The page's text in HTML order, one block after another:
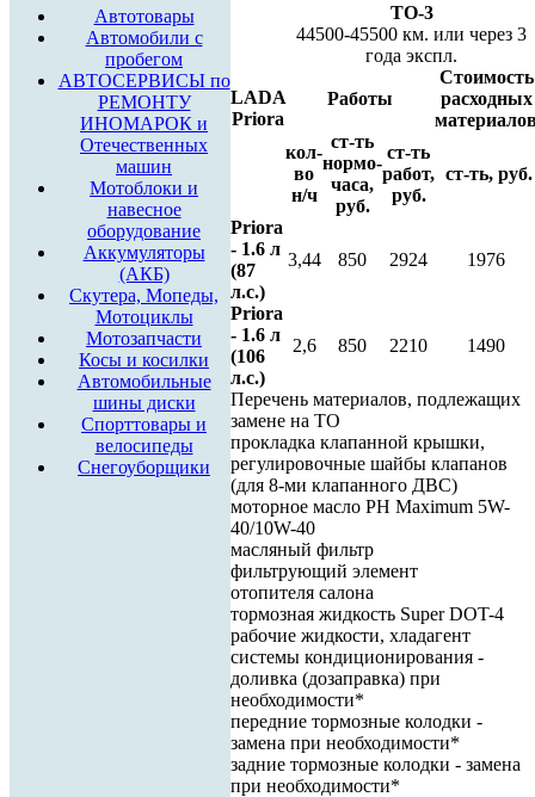
Автотовары
Автомобили с
пробегом
АВТОСЕРВИСЫ по
РЕМОНТУ
ИНОМАРОК и
Отечественных
машин
Мотоблоки и
навесное
оборудование
Аккумуляторы
(АКБ)
Скутера, Мопеды,
Мотоциклы
Мотозапчасти
Косы и косилки
Автомобильные
шины диски
Спорттовары и
велосипеды
Снегоуборщики
LADA
Priora
ТО-3
44500-45500 км. или через 3
года экспл.
Работы
Стоимость
расходных
кол-
во
н/ч
ст-ть
нормо-
часа,
руб.
ст-ть
работ,
руб.
ст-ть, руб.
Priora
- 1.6 л
(87
л.с.)
3,44 850 2924 1976
Priora
- 1.6 л
(106
л.с.)
2,6 850 2210 1490
Перечень материалов, подлежащих
замене на ТО
прокладка клапанной крышки,
регулировочные шайбы клапанов
(для 8-ми клапанного ДВС)
моторное масло РН Maximum 5W-
40/10W-40
масляный фильтр
фильтрующий элемент
отопителя салона
тормозная жидкость Super DOT-4
рабочие жидкости, хладагент
системы кондиционирования -
доливка (дозаправка) при
необходимости*
передние тормозные колодки -
замена при необходимости*
задние тормозные колодки - замена
при необходимости*